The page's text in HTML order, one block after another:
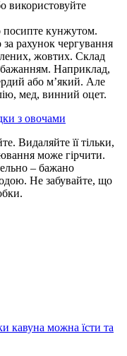
використовуйте
посипте кунжутом.
рахунок чергування
жовтих. Склад
бажанням. Наприклад,
або м’який. Але
мед, винний оцет.
з овочами
Видаляйте її тільки,
може гірчити.
– бажано
Не забувайте, що
кавуна можна їсти та